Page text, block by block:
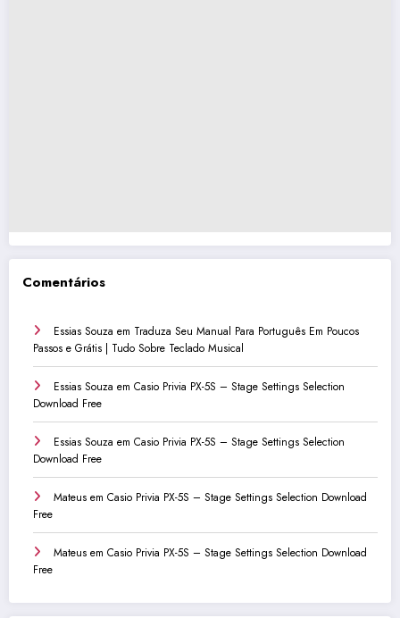
Comentários
Essias Souza em Traduza Seu Manual Para Português Em Poucos
Passos e Grátis | Tudo Sobre Teclado Musical
Essias Souza em Casio Privia PX-5S – Stage Settings Selection
Download Free
Essias Souza em Casio Privia PX-5S – Stage Settings Selection
Download Free
Mateus em Casio Privia PX-5S – Stage Settings Selection Download
Free
Mateus em Casio Privia PX-5S – Stage Settings Selection Download
Free